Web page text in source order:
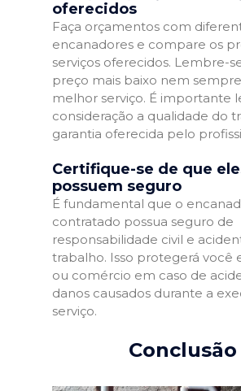
oferecidos
Faça orçamentos com
encanadores e compare os
serviços oferecidos. Lembre-
preço mais baixo nem
melhor serviço. É importante
consideração a qualidade do
garantia oferecida pelo
Certifique-se de que
possuem seguro
É fundamental que o
contratado possua seguro de
responsabilidade civil e
trabalho. Isso protegerá você
ou comércio em caso de
danos causados durante a
serviço.
Conclusão